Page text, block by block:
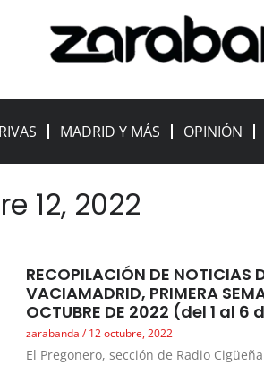
RIVAS MADRID Y MÁS OPINIÓN
12, 2022
RECOPILACIÓN DE NOTICIAS
VACIAMADRID, PRIMERA
OCTUBRE DE 2022 (del 1 al
zarabanda 12 octubre, 2022
El Pregonero, sección de Radio Cigüeña